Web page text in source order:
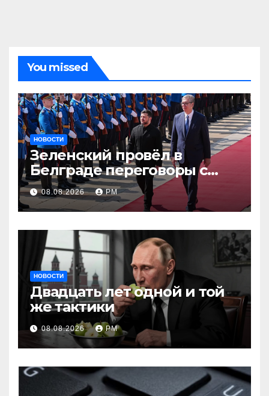
You missed
НОВОСТИ
Зеленский провёл в
Белграде переговоры с
Вучичем
08.08.2026 РМ
НОВОСТИ
Двадцать лет одной и той
же тактики
08.08.2026 РМ